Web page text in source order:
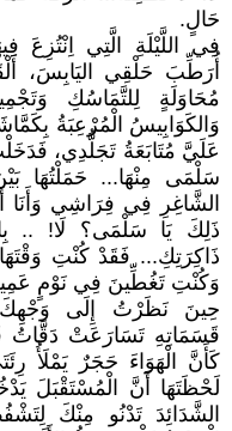
حَالٍ.
فِي اللَّيْلَةِ الَّتِي اِنْتُزِعَ
أُرَطِّبَ حَلْقِي اليَابِسَ،
مُحَاوَلَةٍ لِلتَّمَاسُكِ
وَالكَوَابِيسُ الْمُرْعِبَةُ
عَلَيَّ مُتَابَعَةُ تَجَلُّدِي،
سَلْمَى مِنْهَا... حَمَلْتُهَا
الشَّاغِرِ فِي فِرَاشِي وَأَنَا
ذَلِكَ يَا سَلْمَى؟ لَا! ..
ذَاكِرَتِكِ... فَقَدْ كُنْتِ
وَكُنْتِ تَغُطِّينَ فِي نَوْمٍ
حِينَ نَظَرْتُ إِلَى وَجْهِكَ
قَسَمَاتِهِ تَسَارَعَتْ دَقَّاتُ
كَأَنَّ الْهَوَاءَ حَجَرٌ يَمْلَأُ
لَحْظَتَهَا أَنَّ الْمُسْتَقْبَلَ
الشَّدَائِدَ تَدْنُو مِنْكَ